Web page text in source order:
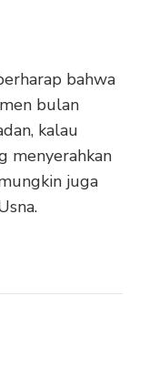
bahwa
bulan
kalau
menyerahkan
juga